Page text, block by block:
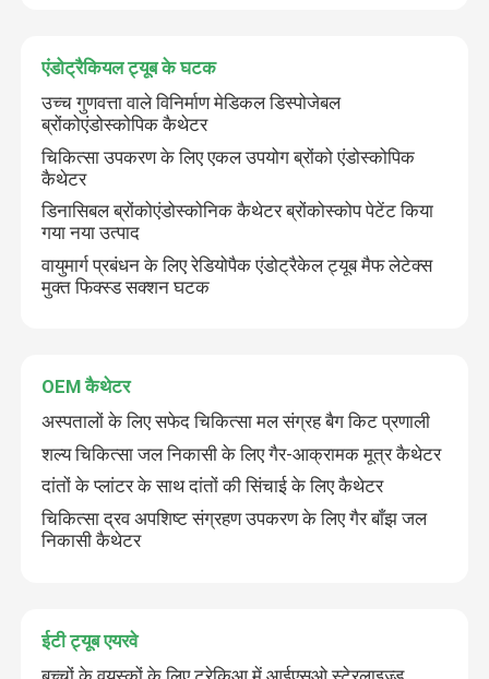
एंडोट्रैकियल ट्यूब के घटक
उच्च गुणवत्ता वाले विनिर्माण मेडिकल डिस्पोजेबल
ब्रोंकोएंडोस्कोपिक कैथेटर
चिकित्सा उपकरण के लिए एकल उपयोग ब्रोंको एंडोस्कोपिक
कैथेटर
डिनासिबल ब्रोंकोएंडोस्कोनिक कैथेटर ब्रोंकोस्कोप पेटेंट किया
गया नया उत्पाद
वायुमार्ग प्रबंधन के लिए रेडियोपैक एंडोट्रैकेल ट्यूब मैफ लेटेक्स
मुक्त फिक्स्ड सक्शन घटक
OEM कैथेटर
अस्पतालों के लिए सफेद चिकित्सा मल संग्रह बैग किट प्रणाली
शल्य चिकित्सा जल निकासी के लिए गैर-आक्रामक मूत्र कैथेटर
दांतों के प्लांटर के साथ दांतों की सिंचाई के लिए कैथेटर
चिकित्सा द्रव अपशिष्ट संग्रहण उपकरण के लिए गैर बाँझ जल
निकासी कैथेटर
ईटी ट्यूब एयरवे